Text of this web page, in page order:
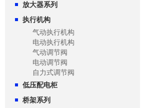
放大器系列
执行机构
气动执行机构
电动执行机构
气动调节阀
电动调节阀
自力式调节阀
低压配电柜
桥架系列